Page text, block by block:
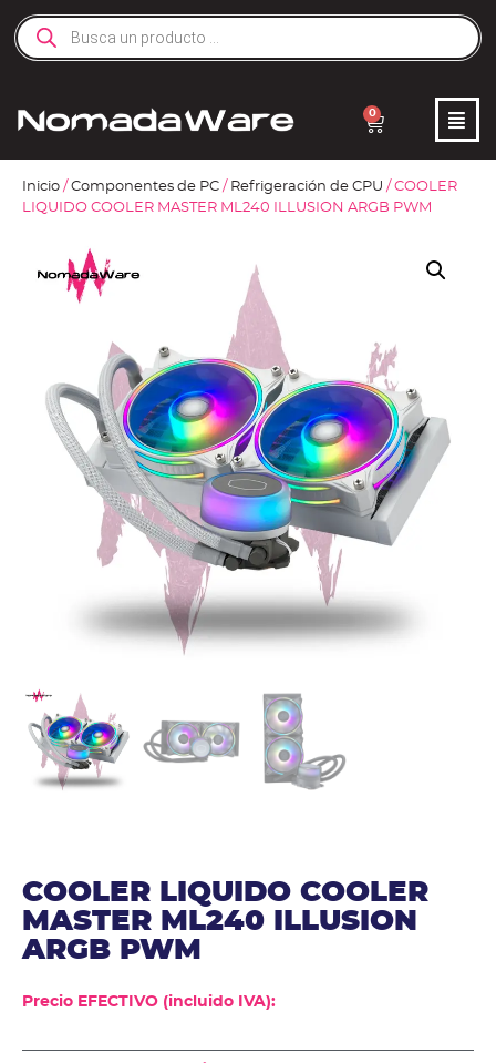
0
Inicio / Componentes de PC / Refrigeración de CPU / COOLER
LIQUIDO COOLER MASTER ML240 ILLUSION ARGB PWM
COOLER LIQUIDO COOLER
MASTER ML240 ILLUSION
ARGB PWM
Precio EFECTIVO (incluido IVA):